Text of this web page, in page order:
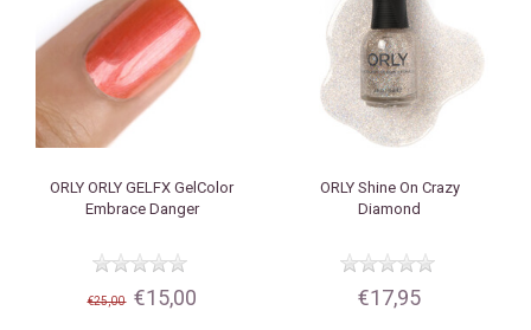
ORLY ORLY GELFX GelColor
Embrace Danger
€25,00 €15,00
ORLYShine On Crazy
Diamond
€17,95